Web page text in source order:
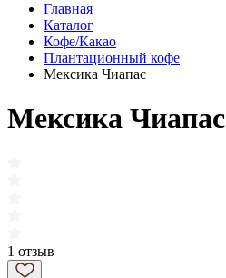
Главная
Каталог
Кофе/Какао
Плантационный кофе
Мексика Чиапас
Мексика Чиапас
1 отзыв